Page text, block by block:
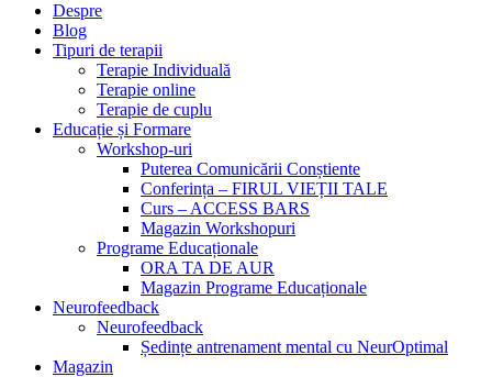
Despre
Blog
Tipuri de terapii
Terapie Individuală
Terapie online
Terapie de cuplu
Educație și Formare
Workshop-uri
Puterea Comunicării Conștiente
Conferința – FIRUL VIEȚII TALE
Curs – ACCESS BARS
Magazin Workshopuri
Programe Educaționale
ORA TA DE AUR
Magazin Programe Educaționale
Neurofeedback
Neurofeedback
Ședințe antrenament mental cu NeurOptimal
Magazin